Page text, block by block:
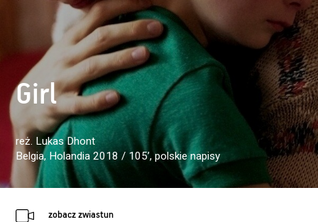
Girl
reż. Lukas Dhont
Belgia, Holandia 2018 / 105’, polskie napisy
zobacz zwiastun